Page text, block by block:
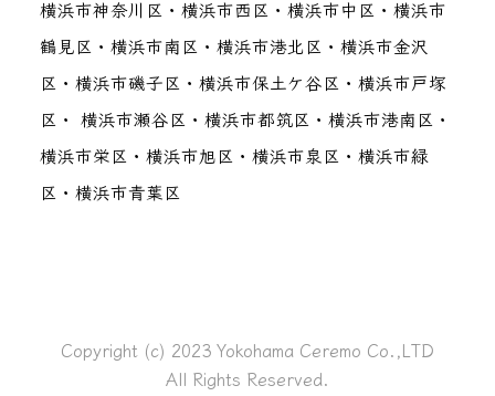
横浜市神奈川区・横浜市西区・横浜市中区・横浜市
鶴見区・横浜市南区・横浜市港北区・横浜市金沢
区・横浜市磯子区・横浜市保土ケ谷区・横浜市戸塚
区・ 横浜市瀬谷区・横浜市都筑区・横浜市港南区・
横浜市栄区・横浜市旭区・横浜市泉区・横浜市緑
区・横浜市青葉区
Copyright (c) 2023 Yokohama Ceremo Co.,LTD
All Rights Reserved.